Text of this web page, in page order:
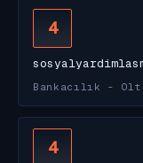
4
Bankacılık -
4